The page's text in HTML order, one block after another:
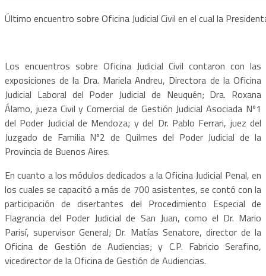
Último encuentro sobre Oficina Judicial Civil en el cual la
Los encuentros sobre Oficina Judicial Civil contaron con las
exposiciones de la Dra. Mariela Andreu, Directora de la Oficina
Judicial Laboral del Poder Judicial de Neuquén; Dra. Roxana
Álamo, jueza Civil y Comercial de Gestión Judicial Asociada Nº1
del Poder Judicial de Mendoza; y del Dr. Pablo Ferrari, juez del
Juzgado de Familia Nº2 de Quilmes del Poder Judicial de la
Provincia de Buenos Aires.
En cuanto a los módulos dedicados a la Oficina Judicial Penal, en
los cuales se capacitó a más de 700 asistentes, se contó con la
participación de disertantes del Procedimiento Especial de
Flagrancia del Poder Judicial de San Juan, como el Dr. Mario
Parisí, supervisor General; Dr. Matías Senatore, director de la
Oficina de Gestión de Audiencias; y C.P. Fabricio Serafino,
vicedirector de la Oficina de Gestión de Audiencias.